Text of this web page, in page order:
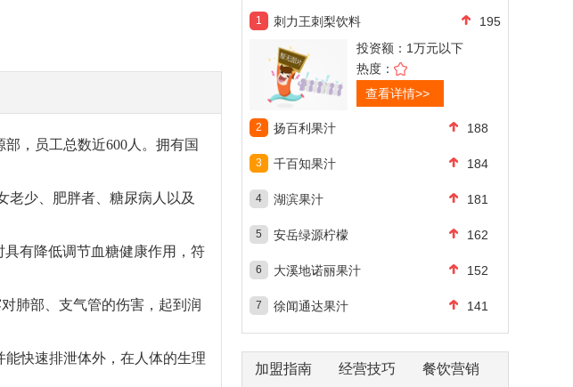
，员工总数近600人。拥有国
老少、肥胖者、糖尿病人以及
有降低调节血糖健康作用，符
肺部、支气管的伤害，起到润
快速排泄体外，在人体的生理
1 刺力王刺梨饮料
195
投资额： 1万元以下
热度：
查看详情>>
2 扬百利果汁 188
3 千百知果汁 184
4 湖滨果汁 181
5 安岳绿源柠檬 162
6 大溪地诺丽果汁 152
7 徐闻通达果汁 141
加盟指南 经营技巧 餐饮营销